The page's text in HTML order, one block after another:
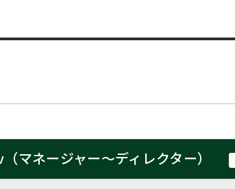
マネージャー～ディレクター）